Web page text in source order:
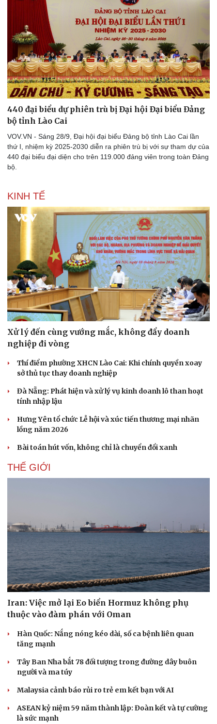
Thể thao
Bóng đá
Lịch thi đấu bóng đá
Thế giới thể thao
eSports
Ô tô - Xe máy
Ô tô
Xe máy
Tư vấn
440 đại biểu dự phiên trù bị Đại hội Đại biểu Đảng
bộ tỉnh Lào Cai
VOV.VN - Sáng 28/9, Đại hội đại biểu Đảng bộ tỉnh Lào Cai lần
thứ I, nhiệm kỳ 2025-2030 diễn ra phiên trù bị với sự tham dự của
440 đại biểu đại diện cho trên 119.000 đảng viên trong toàn Đảng
bộ.
KINH TẾ
Xử lý đến cùng vướng mắc, không đẩy doanh
nghiệp đi vòng
Thí điểm phường XHCN Lào Cai: Khi chính quyền xoay
sở thủ tục thay doanh nghiệp
Đà Nẵng: Phát hiện và xử lý vụ kinh doanh lô than hoạt
tính nhập lậu
Hưng Yên tổ chức Lễ hội và xúc tiến thương mại nhãn
lồng năm 2026
Bài toán hút vốn, không chỉ là chuyển đổi xanh
THẾ GIỚI
Iran: Việc mở lại Eo biển Hormuz không phụ
thuộc vào đàm phán với Oman
Hàn Quốc: Nắng nóng kéo dài, số ca bệnh liên quan
tăng mạnh
Tây Ban Nha bắt 78 đối tượng trong đường dây buôn
người và ma túy
Malaysia cảnh báo rủi ro trẻ em kết bạn với AI
ASEAN kỷ niệm 59 năm thành lập: Đoàn kết và tự cường
là sức mạnh